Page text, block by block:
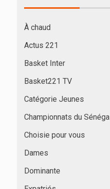
À chaud
Actus 221
Basket Inter
Basket221 TV
Catégorie Jeunes
Championnats du Sénégal
Choisie pour vous
Dames
Dominante